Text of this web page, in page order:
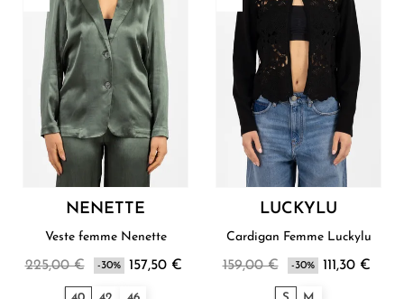
NENETTE
Veste femme Nenette
225,00 € -30% 157,50 €
LUCKYLU
Cardigan Femme Luckylu
159,00 € -30% 111,30 €